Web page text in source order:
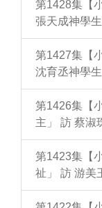
第1428集【
張天成神學生
第1427集【
沈育丞神學生
第1426集【
主」 訪 蔡淑
第1423集【
祉」 訪 游美